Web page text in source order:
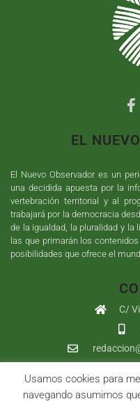
EL
El Nuevo Observador es un
una decidida apuesta por la
vertebración territorial y al
trabajará por la democracia
de la igualdad, la pluralidad y la
las que primarán los
posibilidades que ofrece el
C/
Copyright ©2026 El Nuevo
Usamos cookies para
navegando asumimos